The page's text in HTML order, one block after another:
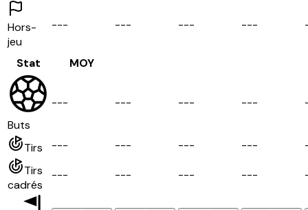
Hors-
jeu
--- --- --- ---
Stat MOY
Buts
--- --- --- ---
Tirs --- --- --- ---
Tirs
cadrés
--- --- --- ---